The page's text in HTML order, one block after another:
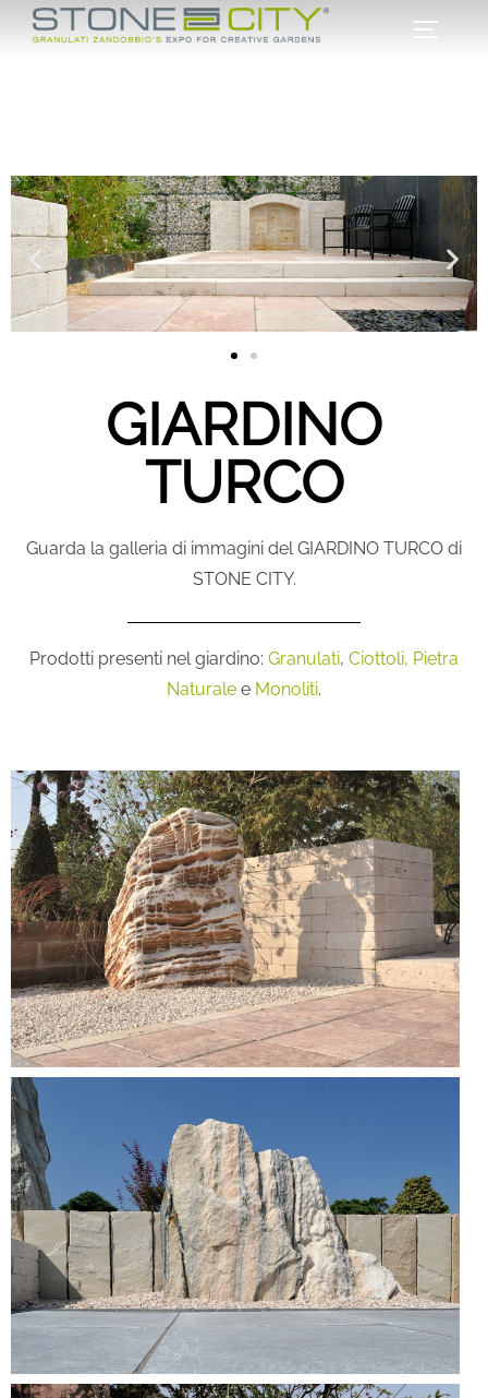
GIARDINO
TURCO
Guarda la galleria di immagini del GIARDINO TURCO di
STONE CITY.
Prodotti presenti nel giardino: Granulati, Ciottoli, Pietra
Naturale e Monoliti.